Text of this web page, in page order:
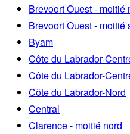
Brevoort Ouest - moitié
Brevoort Ouest - moitié
Byam
Côte du Labrador-
Côte du Labrador-
Côte du Labrador-Nord
Central
Clarence - moitié nord